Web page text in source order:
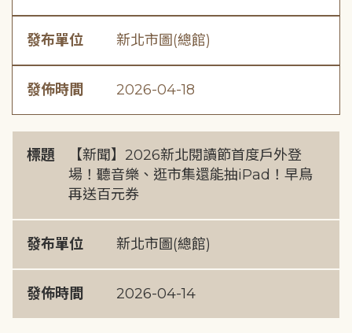
發布單位 新北市圖(總館)
發佈時間 2026-04-18
標題
【新聞】2026新北閱讀節首度戶外登
場！聽音樂、逛市集還能抽iPad！早鳥
再送百元券
發布單位 新北市圖(總館)
發佈時間 2026-04-14